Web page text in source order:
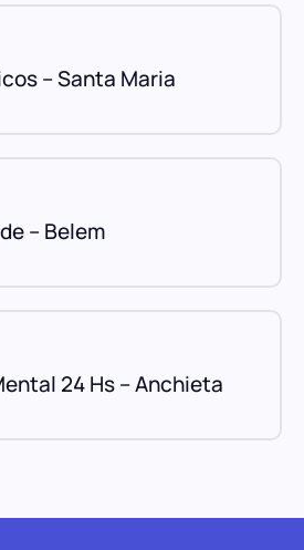
– Santa Maria
– Belem
24 Hs – Anchieta